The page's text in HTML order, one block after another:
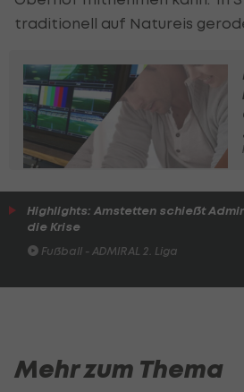
traditionell auf Natureis
Highlights: Amstetten schießt
die Krise
Fußball - ADMIRAL 2. Liga
Mehr zum Thema